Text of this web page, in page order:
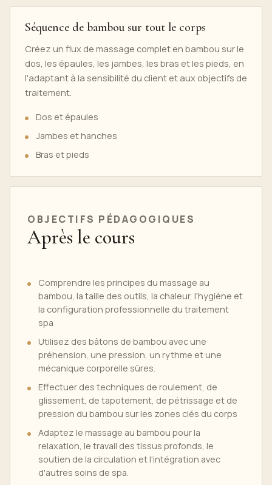
Séquence de bambou sur tout le corps
Créez un flux de massage complet en bambou sur le
dos, les épaules, les jambes, les bras et les pieds, en
l'adaptant à la sensibilité du client et aux objectifs de
traitement.
Dos et épaules
Jambes et hanches
Bras et pieds
OBJECTIFS PÉDAGOGIQUES
Après le cours
Comprendre les principes du massage au
bambou, la taille des outils, la chaleur, l'hygiène et
la configuration professionnelle du traitement
spa
Utilisez des bâtons de bambou avec une
préhension, une pression, un rythme et une
mécanique corporelle sûres.
Effectuer des techniques de roulement, de
glissement, de tapotement, de pétrissage et de
pression du bambou sur les zones clés du corps
Adaptez le massage au bambou pour la
relaxation, le travail des tissus profonds, le
soutien de la circulation et l'intégration avec
d'autres soins de spa.